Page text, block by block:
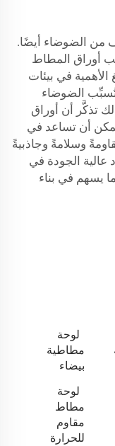
من الضوضاء أيضًا.
أوراق المطاط
في بيئات
الضوضاء
تذكَّر أن أوراق
أن تساعد في
وسلامةً وجاذبيةً
عالية الجودة في
يسهم في بناء
لوحة
مطاطية
بيضاء
لوحة
مطاط
مقاوم
للحرارة